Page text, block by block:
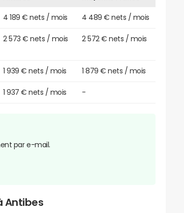
4 189 € nets / mois 4 489 € nets / mois
2 573 € nets / mois 2 572 € nets / mois
1 939 € nets / mois 1 879 € nets / mois
1 937 € nets / mois -
par e-mail.
Antibes